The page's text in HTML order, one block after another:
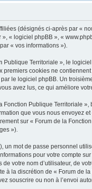
(désignés ci-après par «
« logiciel phpBB », «
« vos informations »).
Territoriale », le
cookies ne
le logiciel phpBB. Un
avez lus, ce qui améliore
Publique Territoriale
que vous nous envoyez
sur « Forum de la
»).
mot de passe personnel
pour votre compte
votre nom d’utilisateur, de
la discrétion de « Forum de
souscrire ou non à l’envoi